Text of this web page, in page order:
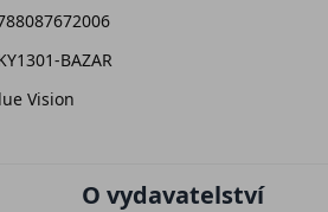
BAZAR
Vision
O vydavatelství